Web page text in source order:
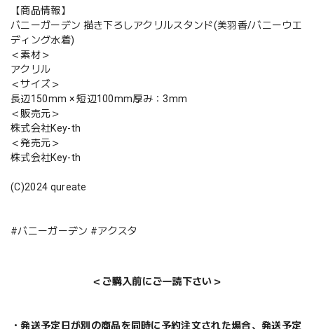
【商品情報】
バニーガーデン 描き下ろしアクリルスタンド(美羽香/バニーウエ
ディング水着)
＜素材＞
アクリル
＜サイズ＞
長辺150mm × 短辺100mm厚み：3mm
＜販売元＞
株式会社Key-th
＜発売元＞
株式会社Key-th
(C)2024 qureate
#バニーガーデン #アクスタ
＜ご購入前にご一読下さい＞
・発送予定日が別の商品を同時に予約注文された場合、発送予定